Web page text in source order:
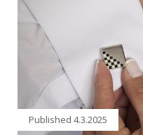
Published 4.3.2025